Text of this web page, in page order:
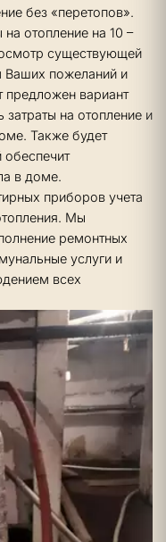
без «перетопов».
отопление на 10 –
существующей
Ваших пожеланий и
вариант
затраты на отопление и
Также будет
в доме.
приборов учета
Мы
ремонтных
услуги и
всех